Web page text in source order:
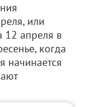
или
12 апреля в
когда
начинается